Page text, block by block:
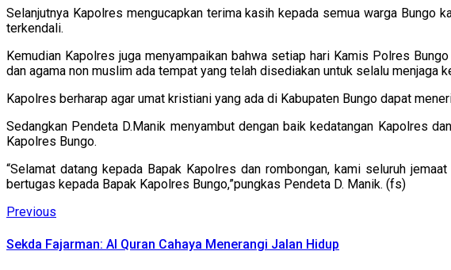
Selanjutnya Kapolres mengucapkan terima kasih kepada semua warga Bungo
terkendali.
Kemudian Kapolres juga menyampaikan bahwa setiap hari Kamis Polres
dan agama non muslim ada tempat yang telah disediakan untuk selalu menjaga
Kapolres berharap agar umat kristiani yang ada di Kabupaten Bungo dapat
Sedangkan Pendeta D.Manik menyambut dengan baik kedatangan Kapolres
Kapolres Bungo.
“Selamat datang kepada Bapak Kapolres dan rombongan, kami seluruh
bertugas kepada Bapak Kapolres Bungo,”pungkas Pendeta D. Manik. (fs)
Continue
Reading
Previous
Sekda Fajarman: Al Quran Cahaya Menerangi Jalan Hidup